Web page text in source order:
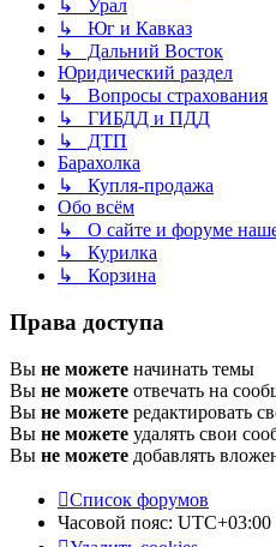
↳ Урал
↳ Юг и Кавказ
↳ Дальний Восток
Юридический раздел
↳ Вопросы страхования
↳ ГИБДД и ПДД
↳ ДТП
Барахолка
↳ Купля-продажа
Обо всём
↳ О сайте и форуме
↳ Курилка
↳ Корзина
Права доступа
Вы не можете начинать темы
Вы не можете отвечать на
Вы не можете редактировать
Вы не можете удалять свои
Вы не можете добавлять
Список форумов
Часовой пояс: UTC+03:00